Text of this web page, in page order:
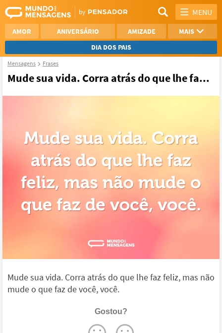
MENU
AMOR ANIVERSÁRIO AMIZADE
MAIS
DIA DOS PAIS
REFLEXÃO
AGRADECIMENTO
Mensagens Frases
Mude sua vida. Corra atrás do que lhe fa...
Mude sua vida. Corra atrás do que lhe faz feliz, mas não
mude o que faz de você, você.
Gostou?